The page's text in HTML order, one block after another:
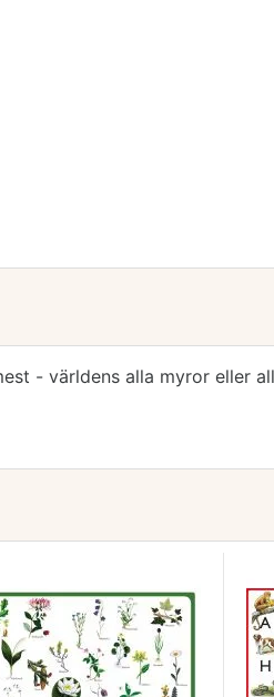
- världens alla myror eller